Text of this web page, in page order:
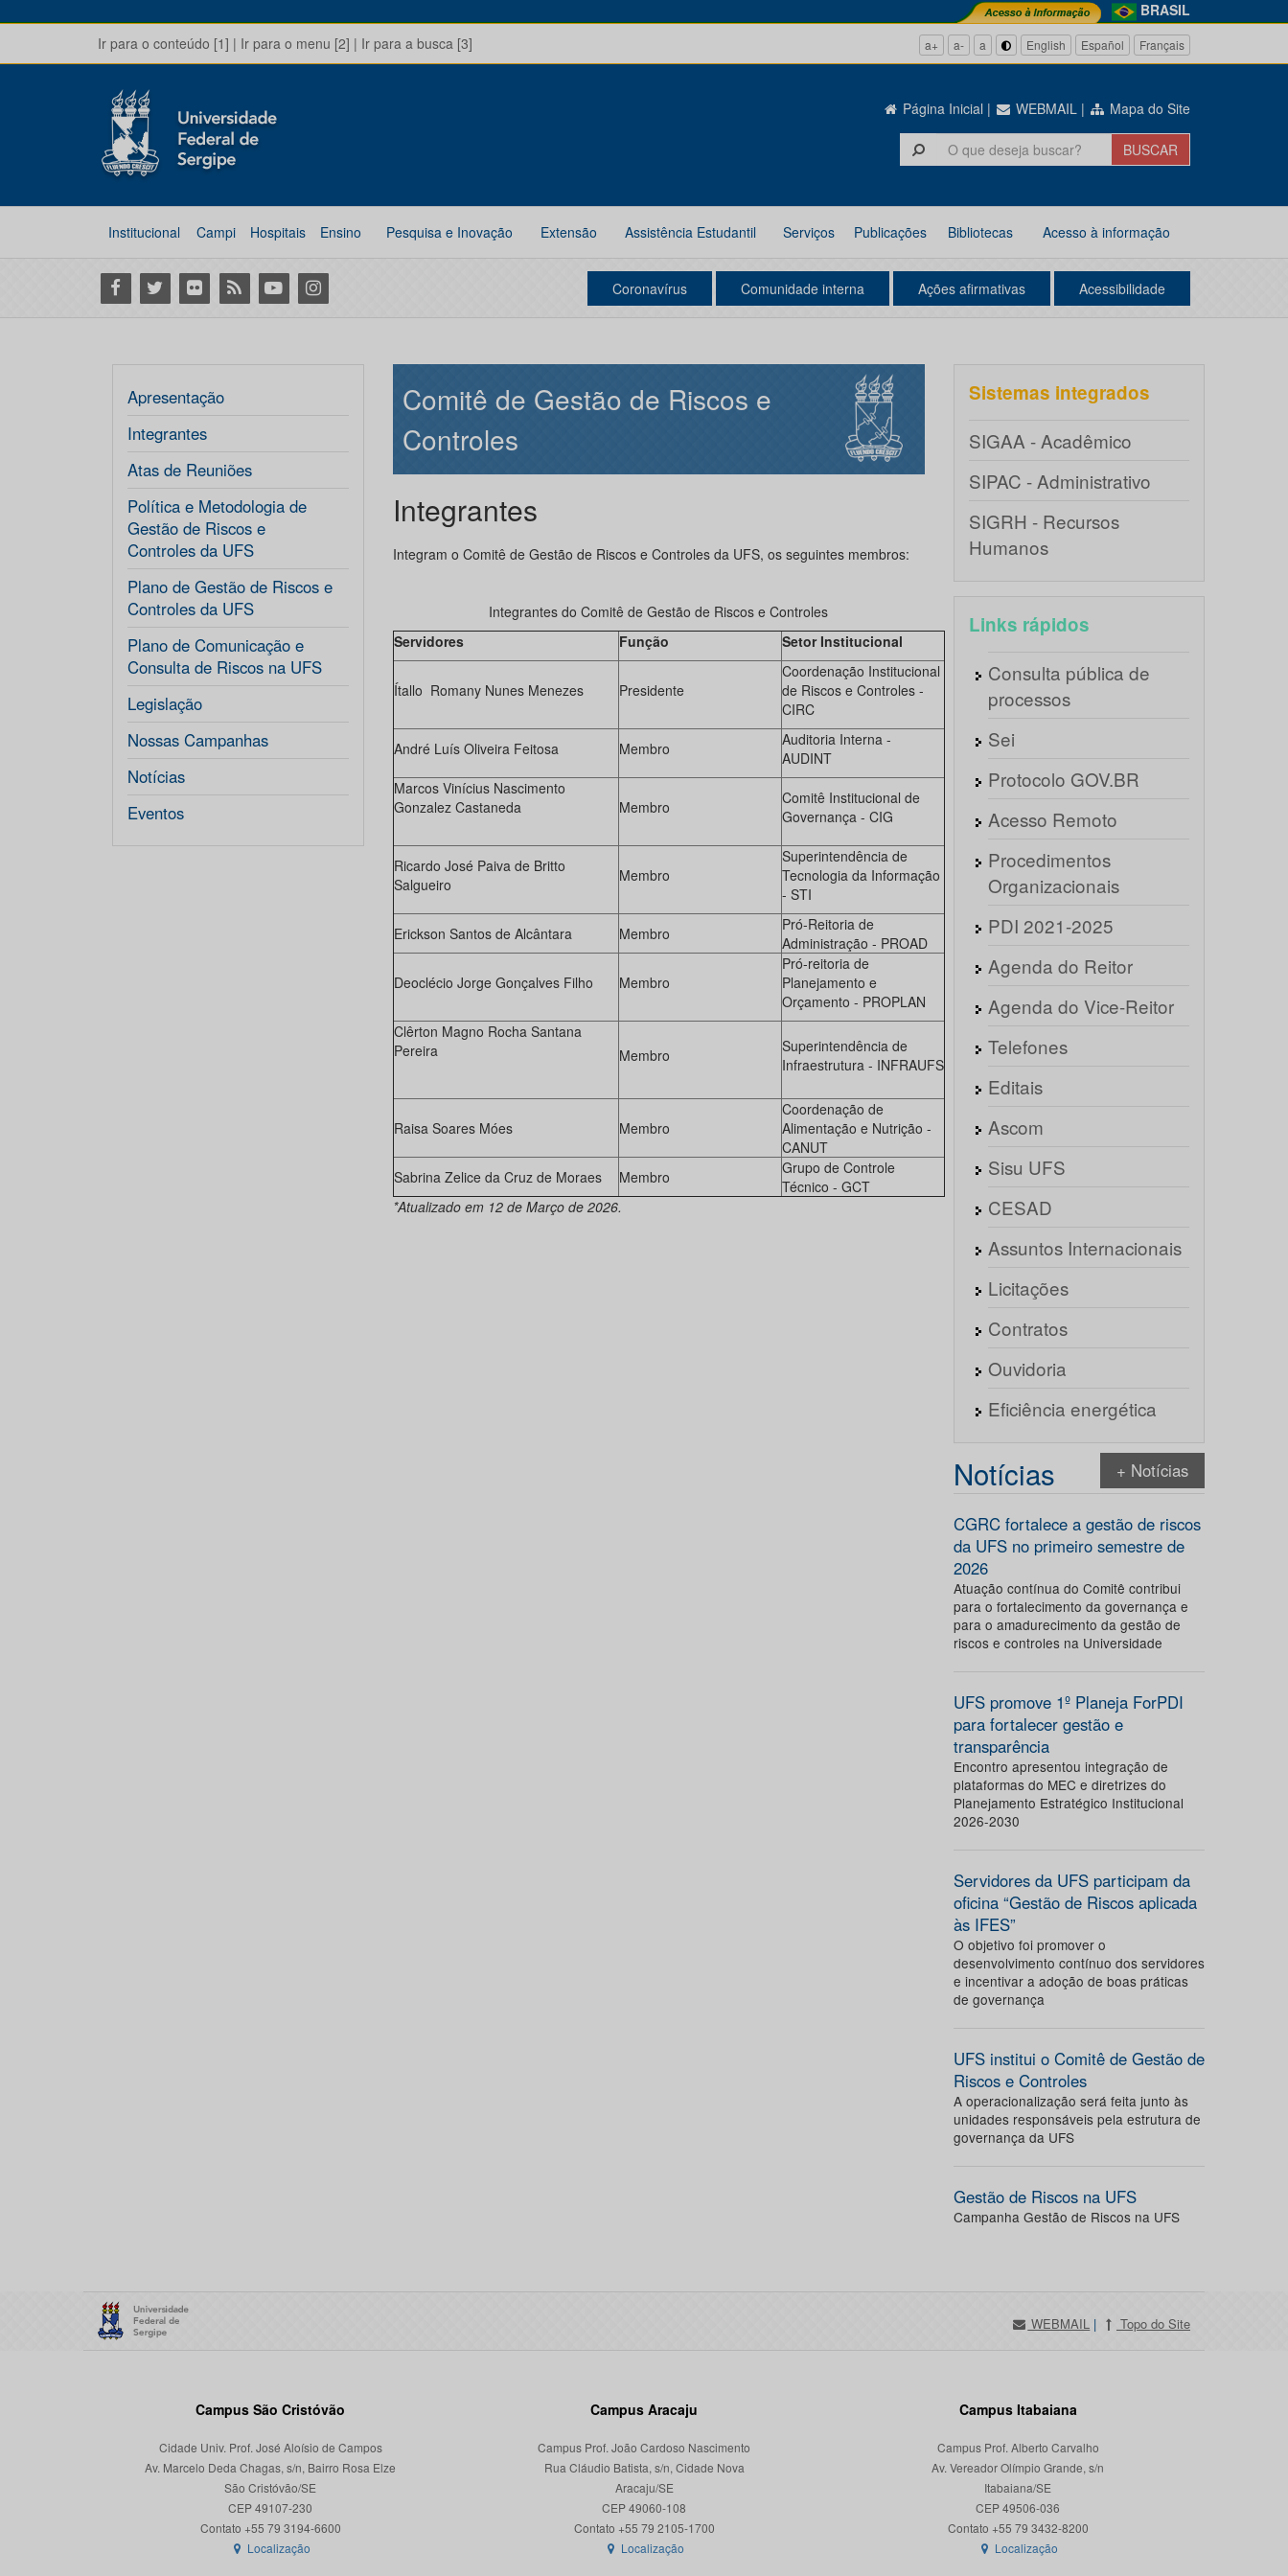
BRASIL
Ir para o conteúdo [1] | Ir para o menu [2] | Ir para a busca [3] a+ a- a English Español Français
Página Inicial | WEBMAIL | Mapa do Site
Institucional Campi Hospitais Ensino Pesquisa e Inovação Extensão Assistência Estudantil Serviços Publicações Bibliotecas Acesso à informação
Facebook
Twitter Flickr RSS YoutubeInstagram Coronavírus Comunidade interna Ações afirmativas Acessibilidade
Apresentação
Integrantes
Atas de Reuniões
Política e Metodologia de
Gestão de Riscos e
Controles da UFS
Plano de Gestão de Riscos e
Controles da UFS
Plano de Comunicação e
Consulta de Riscos na UFS
Legislação
Nossas Campanhas
Notícias
Eventos
Comitê de Gestão de Riscos e
Controles
Integrantes
Integram o Comitê de Gestão de Riscos e Controles da UFS, os seguintes membros:
Integrantes do Comitê de Gestão de Riscos e Controles
Servidores
Função Setor Institucional
Ítallo Romany Nunes Menezes Presidente
Coordenação Institucional
de Riscos e Controles -
CIRC
André Luís Oliveira Feitosa Membro
Auditoria Interna -
AUDINT
Marcos Vinícius Nascimento
Gonzalez Castaneda
Membro
Comitê Institucional de
Governança - CIG
Ricardo José Paiva de Britto
Salgueiro
Membro
Superintendência de
Tecnologia da Informação
- STI
Erickson Santos de Alcântara Membro
Pró-Reitoria de
Administração - PROAD
Deoclécio Jorge Gonçalves Filho Membro
Pró-reitoria de
Planejamento e
Orçamento - PROPLAN
Clêrton Magno Rocha Santana
Pereira
Membro
Superintendência de
Infraestrutura - INFRAUFS
Raisa Soares Móes Membro
Coordenação de
Alimentação e Nutrição -
CANUT
Sabrina Zelice da Cruz de Moraes
Membro
Grupo de Controle
Técnico - GCT
*Atualizado em 12 de Março de 2026.
Sistemas integrados
SIGAA - Acadêmico
SIPAC - Administrativo
SIGRH - Recursos
Humanos
Links rápidos
Consulta pública de
processos
Sei
Protocolo GOV.BR
Acesso Remoto
Procedimentos
Organizacionais
PDI 2021-2025
Agenda do Reitor
Agenda do Vice-Reitor
Telefones
Editais
Ascom
Sisu UFS
CESAD
Assuntos Internacionais
Licitações
Contratos
Ouvidoria
Eficiência energética
Notícias + Notícias
CGRC fortalece a gestão de riscos
da UFS no primeiro semestre de
2026
Atuação contínua do Comitê contribui
para o fortalecimento da governança e
para o amadurecimento da gestão de
riscos e controles na Universidade
UFS promove 1º Planeja ForPDI
para fortalecer gestão e
transparência
Encontro apresentou integração de
plataformas do MEC e diretrizes do
Planejamento Estratégico Institucional
2026-2030
Servidores da UFS participam da
oficina “Gestão de Riscos aplicada
às IFES”
O objetivo foi promover o
desenvolvimento contínuo dos servidores
e incentivar a adoção de boas práticas
de governança
UFS institui o Comitê de Gestão de
Riscos e Controles
A operacionalização será feita junto às
unidades responsáveis pela estrutura de
governança da UFS
Gestão de Riscos na UFS
Campanha Gestão de Riscos na UFS
WEBMAIL | Topo do Site
Campus São Cristóvão
Cidade Univ. Prof. José Aloísio de Campos
Av. Marcelo Deda Chagas, s/n, Bairro Rosa Elze
São Cristóvão/SE
CEP 49107-230
Localização
Campus Aracaju
Campus Prof. João Cardoso Nascimento
Rua Cláudio Batista, s/n, Cidade Nova
Aracaju/SE
CEP 49060-108
Localização
Campus Itabaiana
Campus Prof. Alberto Carvalho
Av. Vereador Olímpio Grande, s/n
Itabaiana/SE
CEP 49506-036
Localização